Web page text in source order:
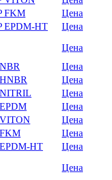
FKM
Цена
EPDM-HT
Цена
Цена
Цена
Цена
Цена
Цена
Цена
Цена
HT
Цена
Цена